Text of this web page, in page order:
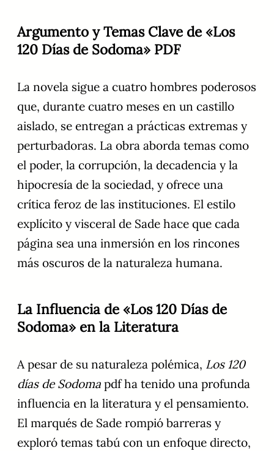
Argumento y Temas Clave de «Los
120 Días de Sodoma» PDF
La novela sigue a cuatro hombres poderosos
que, durante cuatro meses en un castillo
aislado, se entregan a prácticas extremas y
perturbadoras. La obra aborda temas como
el poder, la corrupción, la decadencia y la
hipocresía de la sociedad, y ofrece una
crítica feroz de las instituciones. El estilo
explícito y visceral de Sade hace que cada
página sea una inmersión en los rincones
más oscuros de la naturaleza humana.
La Influencia de «Los 120 Días de
Sodoma» en la Literatura
A pesar de su naturaleza polémica, Los 120
días de Sodoma pdf ha tenido una profunda
influencia en la literatura y el pensamiento.
El marqués de Sade rompió barreras y
exploró temas tabú con un enfoque directo,